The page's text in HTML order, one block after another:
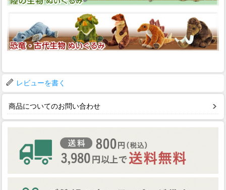
レビューを書く
商品についてのお問い合わせ